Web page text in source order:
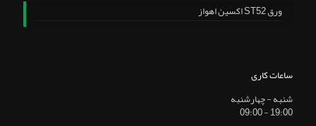
ورق ST52 اکسین اهواز
ساعات کاری
شنبه - چهارشنبه
19:00 - 09:00